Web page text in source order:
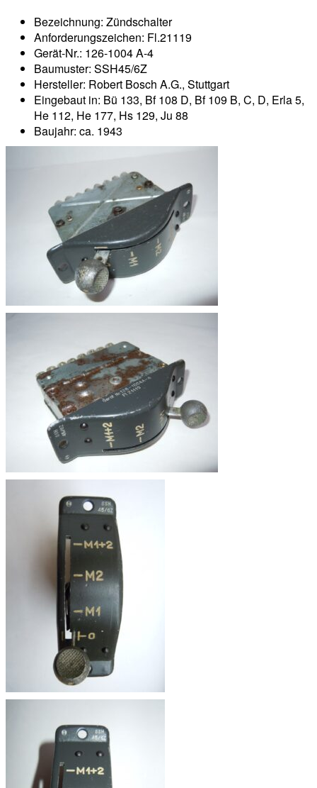
Bezeichnung: Zündschalter
Anforderungszeichen: Fl.21119
Gerät-Nr.: 126-1004 A-4
Baumuster: SSH45/6Z
Hersteller: Robert Bosch A.G., Stuttgart
Eingebaut in: Bü 133, Bf 108 D, Bf 109 B, C, D, Erla 5,
He 112, He 177, Hs 129, Ju 88
Baujahr: ca. 1943